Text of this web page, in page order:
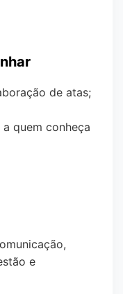
de atas;
quem conheça
e